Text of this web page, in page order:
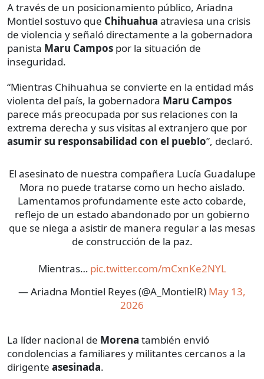
A través de un posicionamiento público, Ariadna
Montiel sostuvo que Chihuahua atraviesa una crisis
de violencia y señaló directamente a la gobernadora
panista Maru Campos por la situación de
inseguridad.
“Mientras Chihuahua se convierte en la entidad más
violenta del país, la gobernadora Maru Campos
parece más preocupada por sus relaciones con la
extrema derecha y sus visitas al extranjero que por
asumir su responsabilidad con el pueblo”, declaró.
El asesinato de nuestra compañera Lucía Guadalupe
Mora no puede tratarse como un hecho aislado.
Lamentamos profundamente este acto cobarde,
reflejo de un estado abandonado por un gobierno
que se niega a asistir de manera regular a las mesas
de construcción de la paz.
Mientras… pic.twitter.com/mCxnKe2NYL
— Ariadna Montiel Reyes (@A_MontielR) May 13,
2026
La líder nacional de Morena también envió
condolencias a familiares y militantes cercanos a la
dirigente asesinada.